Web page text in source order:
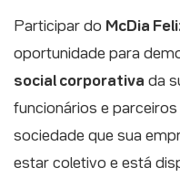
Participar do McDia
oportunidade para
social corporativa da
funcionários e
sociedade que sua
estar coletivo e está